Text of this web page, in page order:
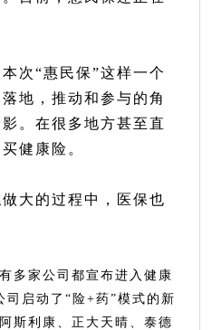
次“惠民保”这样一个
地，推动和参与的角
。在很多地方甚至直
健康险。
大的过程中，医保也
多家公司都宣布进入健康
司启动了“险+药”模式的新
斯利康、正大天晴、泰德